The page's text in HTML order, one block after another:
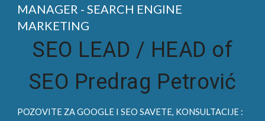
MANAGER - SEARCH ENGINE
MARKETING
SEO LEAD / HEAD of
SEO Predrag Petrović
POZOVITE ZAGOOGLE I SEOSAVETE, KONSULTACIJE :